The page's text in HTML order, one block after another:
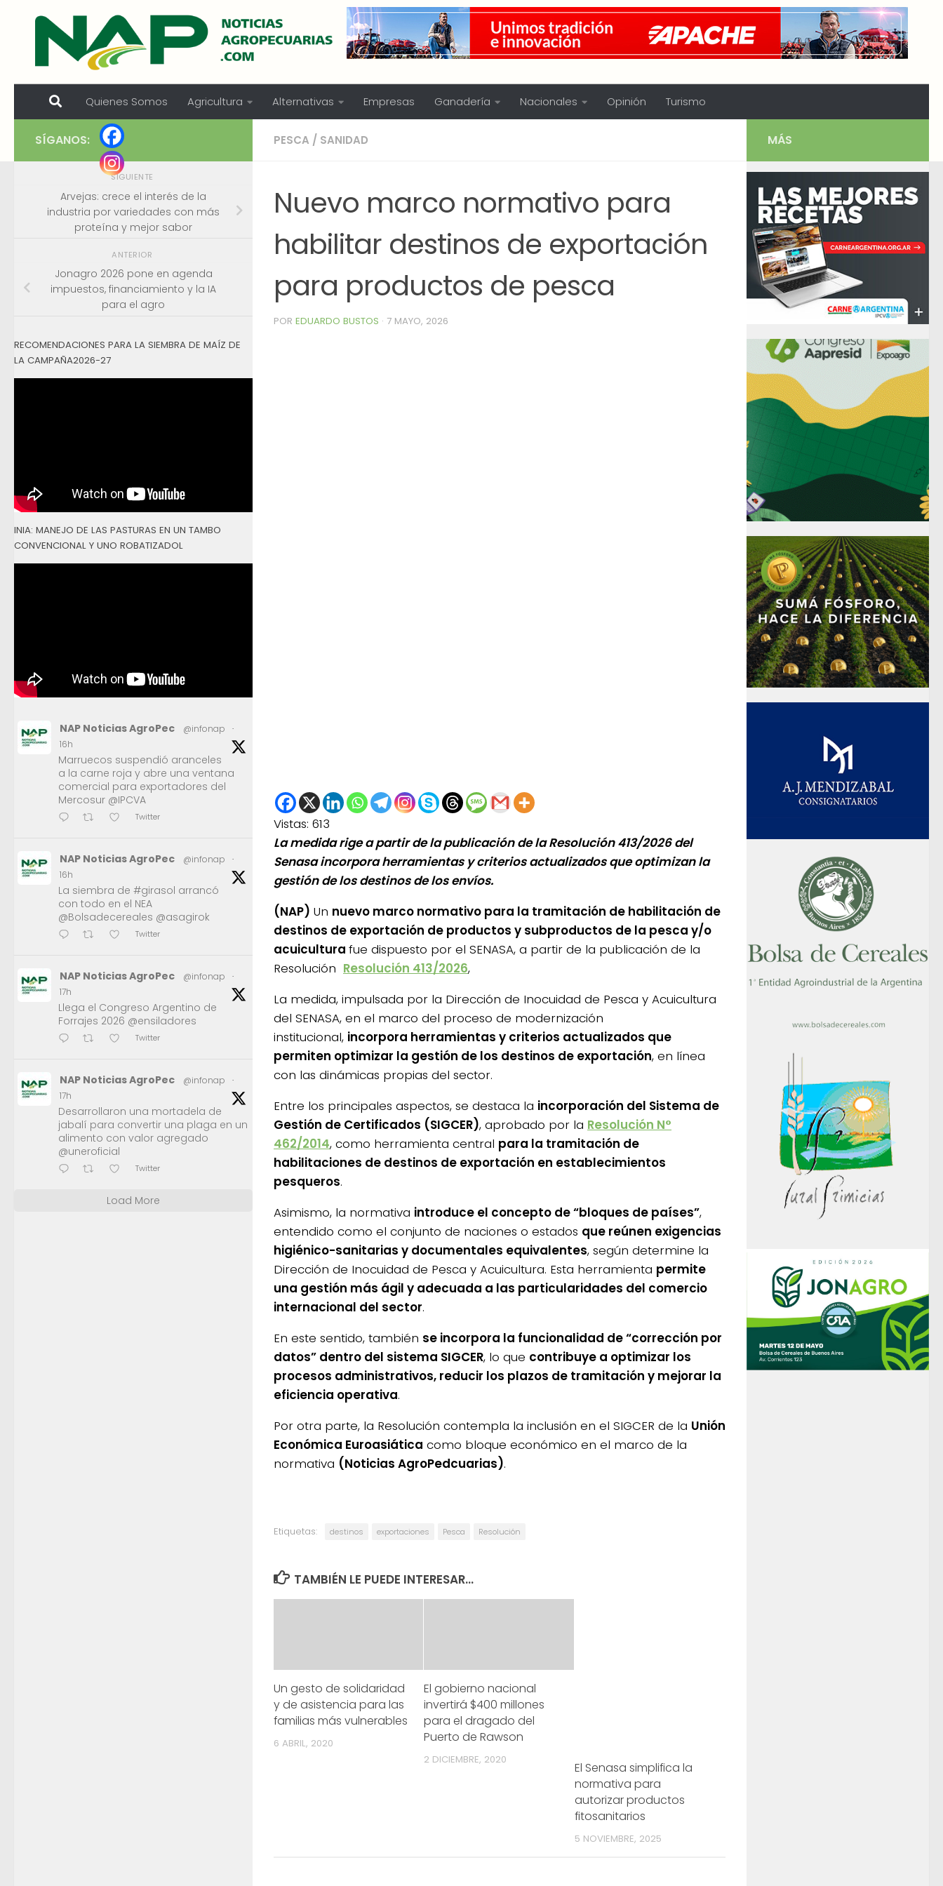
Skip to content
Quienes Somos Agricultura Alternativas Empresas Ganadería Nacionales Opinión Turismo
PESCA / SANIDAD
Nuevo marco normativo para
habilitar destinos de exportación
para productos de pesca
POR EDUARDO BUSTOS · 7 MAYO, 2026
Vistas: 613
La medida rige a partir de la publicación de la Resolución 413/2026 del
Senasa incorpora herramientas y criterios actualizados que optimizan la
gestión de los destinos de los envíos.
(NAP) Un nuevo marco normativo para la tramitación de habilitación de
destinos de exportación de productos y subproductos de la pesca y/o
acuicultura fue dispuesto por el SENASA, a partir de la publicación de la
Resolución Resolución 413/2026,
La medida, impulsada por la Dirección de Inocuidad de Pesca y Acuicultura
del SENASA, en el marco del proceso de modernización
institucional, incorpora herramientas y criterios actualizados que
permiten optimizar la gestión de los destinos de exportación, en línea
con las dinámicas propias del sector.
Entre los principales aspectos, se destaca la incorporación del Sistema de
Gestión de Certificados (SIGCER), aprobado por la Resolución N°
462/2014, como herramienta central para la tramitación de
habilitaciones de destinos de exportación en establecimientos
pesqueros.
Asimismo, la normativa introduce el concepto de “bloques de países”,
entendido como el conjunto de naciones o estados que reúnen exigencias
higiénico-sanitarias y documentales equivalentes, según determine la
Dirección de Inocuidad de Pesca y Acuicultura. Esta herramienta permite
una gestión más ágil y adecuada a las particularidades del comercio
internacional del sector.
En este sentido, también se incorpora la funcionalidad de “corrección por
datos” dentro del sistema SIGCER, lo que contribuye a optimizar los
procesos administrativos, reducir los plazos de tramitación y mejorar la
eficiencia operativa.
Por otra parte, la Resolución contempla la inclusión en el SIGCER de la Unión
Económica Euroasiática como bloque económico en el marco de la
normativa (Noticias AgroPedcuarias).
Etiquetas: destinos exportaciones Pesca Resolución
TAMBIÉN LE PUEDE INTERESAR...
Un gesto de solidaridad
y de asistencia para las
familias más vulnerables
6 ABRIL, 2020
El gobierno nacional
invertirá $400 millones
para el dragado del
Puerto de Rawson
2 DICIEMBRE, 2020
El Senasa simplifica la
normativa para
autorizar productos
fitosanitarios
5 NOVIEMBRE, 2025
SÍGANOS:
SIGUIENTE
Arvejas: crece el interés de la
industria por variedades con más
proteína y mejor sabor
ANTERIOR
Jonagro 2026 pone en agenda
impuestos, financiamiento y la IA
para el agro
RECOMENDACIONES PARA LA SIEMBRA DE MAÍZ DE
LA CAMPAÑA2026-27
INIA: MANEJO DE LAS PASTURAS EN UN TAMBO
CONVENCIONAL Y UNO ROBATIZADOL
NAP Noticias AgroPec @infonap
·
16h
Marruecos suspendió aranceles
a la carne roja y abre una ventana
comercial para exportadores del
Mercosur @IPCVA
Twitter
NAP Noticias AgroPec @infonap
·
16h
La siembra de #girasol arrancó
con todo en el NEA
@Bolsadecereales @asagirok
Twitter
NAP Noticias AgroPec @infonap
·
17h
Llega el Congreso Argentino de
Forrajes 2026 @ensiladores
Twitter
NAP Noticias AgroPec @infonap
·
17h
Desarrollaron una mortadela de
jabalí para convertir una plaga en un
alimento con valor agregado
@uneroficial
Twitter
Load More
MÁS